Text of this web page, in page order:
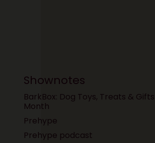
Shownotes
BarkBox: Dog Toys, Treats &
Month
Prehype
Prehype podcast